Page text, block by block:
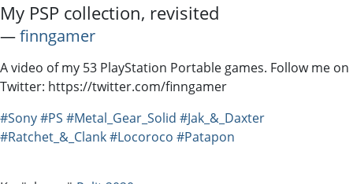
My PSP collection, revisited
―finngamer
A video of my 53 PlayStation Portable games. Follow me on
Twitter: https://twitter.com/finngamer
#Sony#PS #Metal_Gear_Solid #Jak_&_Daxter
#Ratchet_&_Clank#Locoroco #Patapon